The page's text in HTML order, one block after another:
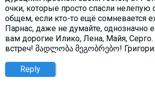
очки, которые просто спасли нелепую
общем, если кто-то ещё сомневается
Парнас, даже не думайте, однозначно
вам дорогие Илико, Лена, Майя,
встреч! მადლობა მეგობრებო!
Reply